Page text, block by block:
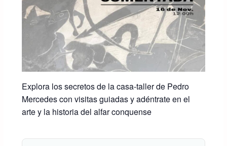
Explora los secretos de la casa-taller de Pedro
Mercedes con visitas guiadas y adéntrate en el
arte y la historia del alfar conquense